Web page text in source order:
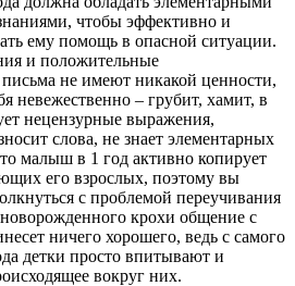
чтобы эффективно и
ему помощь в опасной ситуации.
и положительные
не имеют никакой ценности,
невежественно – грубит, хамит, в
нецензурные выражения,
слова, не знает элементарных
малыш в 1 год активно копирует
его взрослых, поэтому вы
с проблемой переучивания
крохи общение с
ничего хорошего, ведь с самого
детки просто впитывают и
вокруг них.